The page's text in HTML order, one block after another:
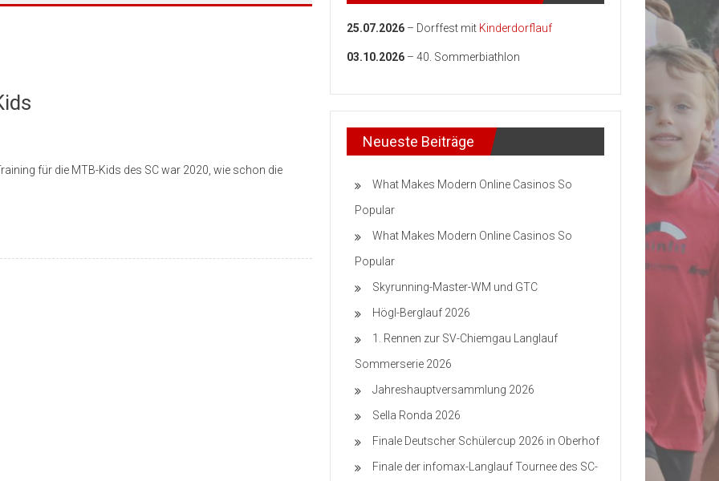
für die MTB-Kids des SC war 2020, wie schon die
25.07.2026 – Dorffest mit Kinderdorflauf
03.10.2026 – 40. Sommerbiathlon
Neueste Beiträge
What Makes Modern Online Casinos So
Popular
What Makes Modern Online Casinos So
Popular
Skyrunning-Master-WM und GTC
Högl-Berglauf 2026
1. Rennen zur SV-Chiemgau Langlauf
Sommerserie 2026
Jahreshauptversammlung 2026
Sella Ronda 2026
Finale Deutscher Schülercup 2026 in Oberhof
Finale der infomax-Langlauf Tournee des SC-